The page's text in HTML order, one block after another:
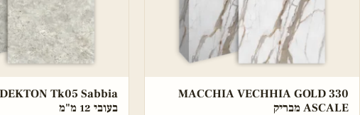
MACCHIA VECHHIA GOLD 330
ASCALE מבריק
בעובי 12 מ"מ